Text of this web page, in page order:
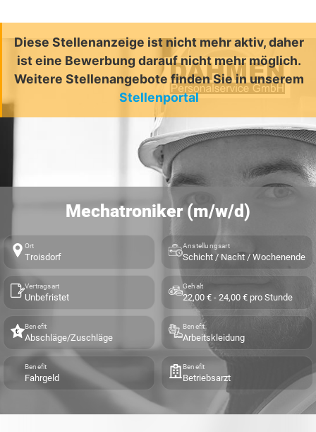
Diese Stellenanzeige ist nicht mehr aktiv, daher
ist eine Bewerbung darauf nicht mehr möglich.
Weitere Stellenangebote finden Sie in unserem
Stellenportal
Mechatroniker (m/w/d)
Ort
Troisdorf
Anstellungsart
Schicht / Nacht / Wochenende
Vertragsart
Unbefristet
Gehalt
22,00 € - 24,00 € pro Stunde
Benefit
Abschläge/Zuschläge
Benefit
Arbeitskleidung
Benefit
Fahrgeld
Benefit
Betriebsarzt